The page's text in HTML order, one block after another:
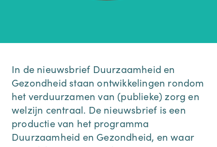
In de nieuwsbrief Duurzaamheid en
Gezondheid staan ontwikkelingen rondom
het verduurzamen van (publieke) zorg en
welzijn centraal. De nieuwsbrief is een
productie van het programma
Duurzaamheid en Gezondheid, en waar